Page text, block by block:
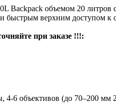
Backpack объемом 20
быстрым верхним доступом к
при заказе !!!:
4-6 объективов (до 70–200 мм